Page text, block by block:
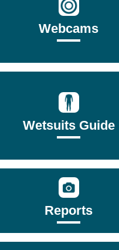
Webcams
Wetsuits Guide
Reports